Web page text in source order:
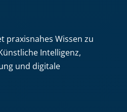
praxisnahes Wissen zu
Intelligenz,
und digitale